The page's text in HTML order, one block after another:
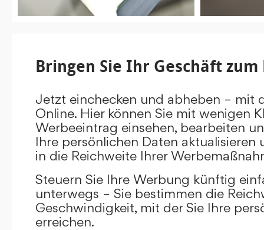
Bringen Sie Ihr Geschäft zum
Jetzt einchecken und abheben – mit
Online. Hier können Sie mit wenigen
Werbeeintrag einsehen, bearbeiten
Ihre persönlichen Daten aktualisieren
in die Reichweite Ihrer
Steuern Sie Ihre Werbung künftig
unterwegs – Sie bestimmen die
Geschwindigkeit, mit der Sie Ihre
erreichen.